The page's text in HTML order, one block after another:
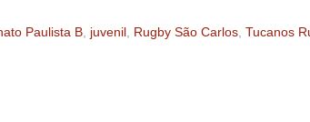
Paulista B, juvenil Rugby São Carlos, Tucanos